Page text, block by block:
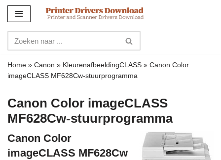
naar
de
inhoud
Home » Canon » KleurenafbeeldingCLASS » Canon Color
imageCLASS MF628Cw-stuurprogramma
Canon Color imageCLASS
MF628Cw-stuurprogramma
Canon Color
imageCLASS MF628Cw